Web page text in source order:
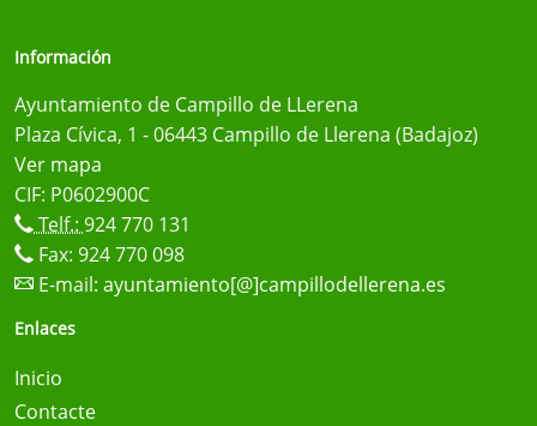
Información
Ayuntamiento de Campillo de LLerena
Plaza Cívica, 1 - 06443 Campillo de Llerena (Badajoz)
Ver mapa
CIF: P0602900C
Telf.: 924 770 131
Fax: 924 770 098
E-mail: ayuntamiento[@]campillodellerena.es
Enlaces
Inicio
Contacte